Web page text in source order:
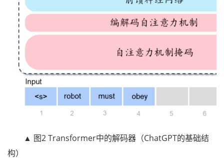
▲ 图2 Transformer中的解码器（ChatGPT的基础结
构）